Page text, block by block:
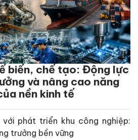
biến, chế tạo: Động lực
và nâng cao năng
nền kinh tế
với phát triển khu công nghiệp:
trưởng bền vững